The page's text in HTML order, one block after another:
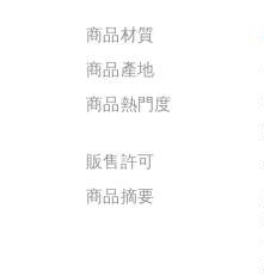
商品材質
商品產地
商品熱門度
販售許可
商品摘要